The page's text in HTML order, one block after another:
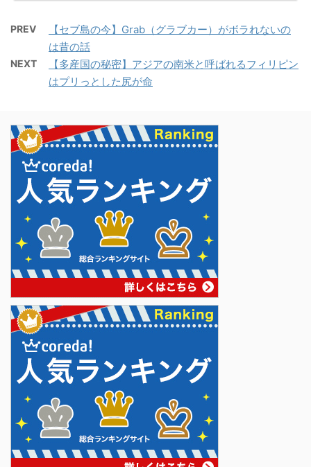
PREV
【セブ島の今】Grab（グラブカー）がボラれないの
は昔の話
NEXT
【多産国の秘密】アジアの南米と呼ばれるフィリピン
はプリっとした尻が命